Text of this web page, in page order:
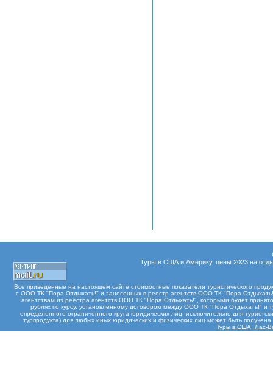
Туры в США и Америку, цены 2023 на
Все приведенные на настоящем сайте стоимостные показатели туристического
с ООО ТК "Пора Отдыхать!" и занесенных в реестр агентств ООО ТК "Пора
агентствам из реестра агентств ООО ТК "Пора Отдыхать!", которыми будет
рублях по курсу, установленному договором между ООО ТК "Пора Отдыхать!" и
определенного ограниченного круга юридических лиц: исключительно для
турпродукта) для любых иных юридических и физических лиц может быть
Туры в США, Лас-